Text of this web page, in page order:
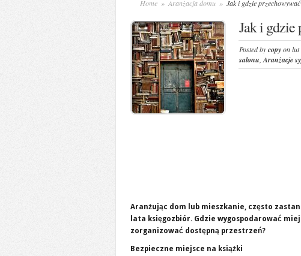
Home » Aranżacja domu » Jak i gdzie
Jak i gdzie
Posted bycopyon lut
salonu Aranżacje
Aranżując dom lub mieszkanie, często
lata księgozbiór. Gdzie wygospodarować
zorganizować dostępną przestrzeń?
Bezpieczne miejsce na książki